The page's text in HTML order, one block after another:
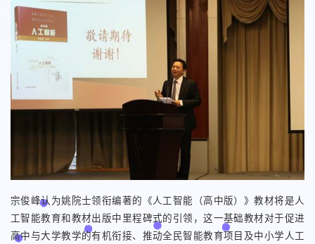
宗俊峰认为姚院士领衔编著的《人工智能（高中版）》教材将是人
工智能教育和教材出版中里程碑式的引领，这一基础教材对于促进
高中与大学教学的有机衔接、推动全民智能教育项目及中小学人工